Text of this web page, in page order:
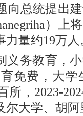
向总统提出
）上
力量约19万人
义务教育，
免费，大
所，2023-
大学、胡